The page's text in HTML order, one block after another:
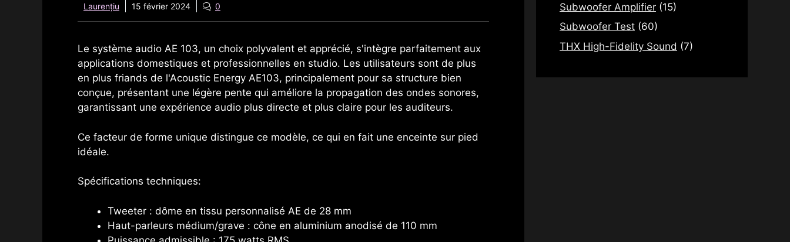
Laurențiu 15 février 2024 0
Le système audio AE 103, un choix polyvalent et apprécié, s'intègre parfaitement aux
applications domestiques et professionnelles en studio. Les utilisateurs sont de plus
en plus friands de l'Acoustic Energy AE103, principalement pour sa structure bien
conçue, présentant une légère pente qui améliore la propagation des ondes sonores,
garantissant une expérience audio plus directe et plus claire pour les auditeurs.
Ce facteur de forme unique distingue ce modèle, ce qui en fait une enceinte sur pied
idéale.
Spécifications techniques:
Tweeter : dôme en tissu personnalisé AE de 28 mm
Haut-parleurs médium/grave : cône en aluminium anodisé de 110 mm
Subwoofer Amplifier (15)
Subwoofer Test (60)
THX High-Fidelity Sound (7)